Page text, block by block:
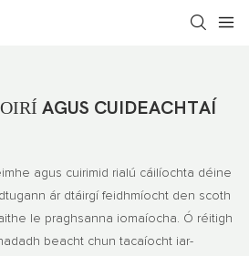
AGUS CUIDEACHTAÍ
agus cuirimid rialú cáilíochta déine
ár dtáirgí feidhmíocht den scoth
le praghsanna iomaíocha. Ó réitigh
beacht chun tacaíocht iar-